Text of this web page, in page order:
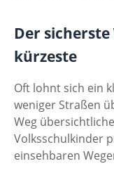
Der
kürzeste
Oft lohnt sich ein
weniger Straßen
Weg
Volksschulkinder
einsehbaren